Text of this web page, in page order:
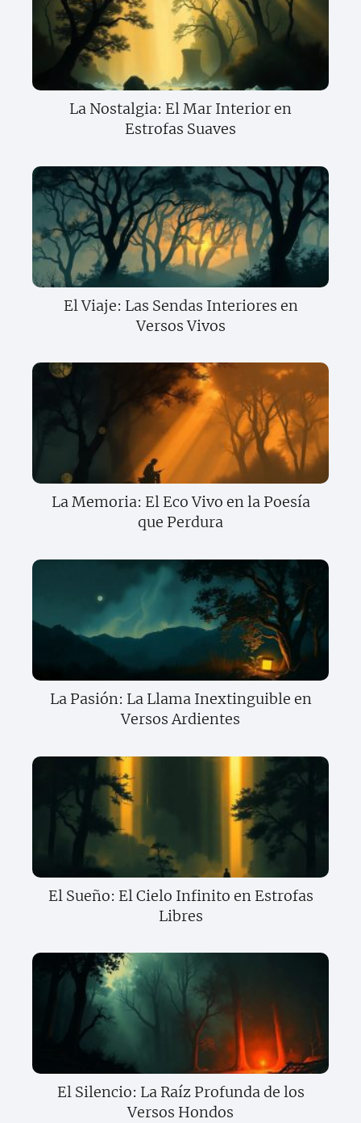
La Nostalgia: El Mar Interior en
Estrofas Suaves
El Viaje: Las Sendas Interiores en
Versos Vivos
La Memoria: El Eco Vivo en la Poesía
que Perdura
La Pasión: La Llama Inextinguible en
Versos Ardientes
El Sueño: El Cielo Infinito en Estrofas
Libres
El Silencio: La Raíz Profunda de los
Versos Hondos